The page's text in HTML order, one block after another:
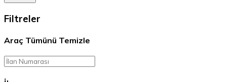
Filtreler
Araç Tümünü Temizle